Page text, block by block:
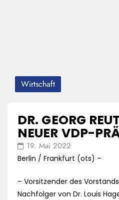
Wirtschaft
DR. GEORG
NEUER VDP-
19. Mai 2022
Berlin / Frankfurt (ots) –
– Vorsitzender des Vorstands
Nachfolger von Dr. Louis